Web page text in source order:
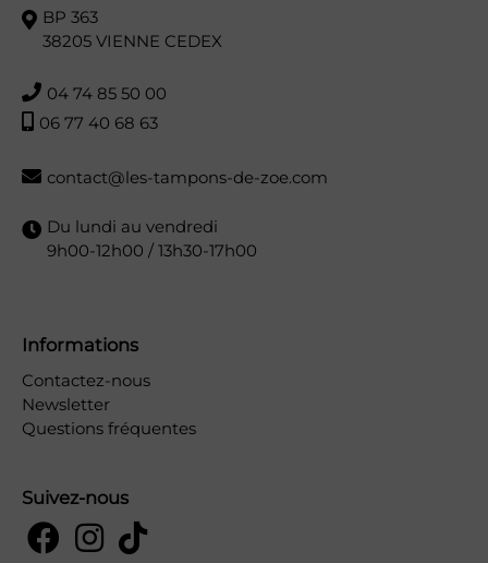
BP 363
38205 VIENNE CEDEX
04 74 85 50 00
06 77 40 68 63
contact@les-tampons-de-zoe.com
Du lundi au vendredi
9h00-12h00 / 13h30-17h00
Informations
Contactez-nous
Newsletter
Questions fréquentes
Suivez-nous